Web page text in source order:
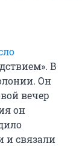
В
Он
вечер
он
и связали